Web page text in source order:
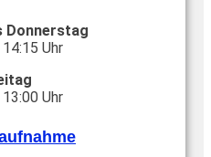
Donnerstag
Uhr
Uhr